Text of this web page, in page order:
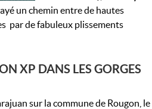
un chemin entre de hautes
par de fabuleux plissements
XP DANS LES GORGES
sur la commune de Rougon, le